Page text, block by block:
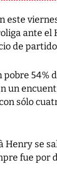
este
ante el
de
54%
un
sólo
Henry se
fue por